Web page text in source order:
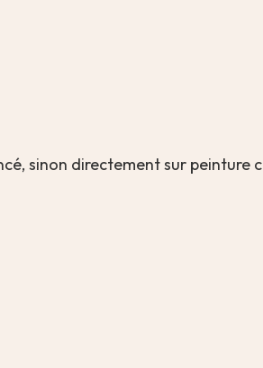
sinon directement sur peinture